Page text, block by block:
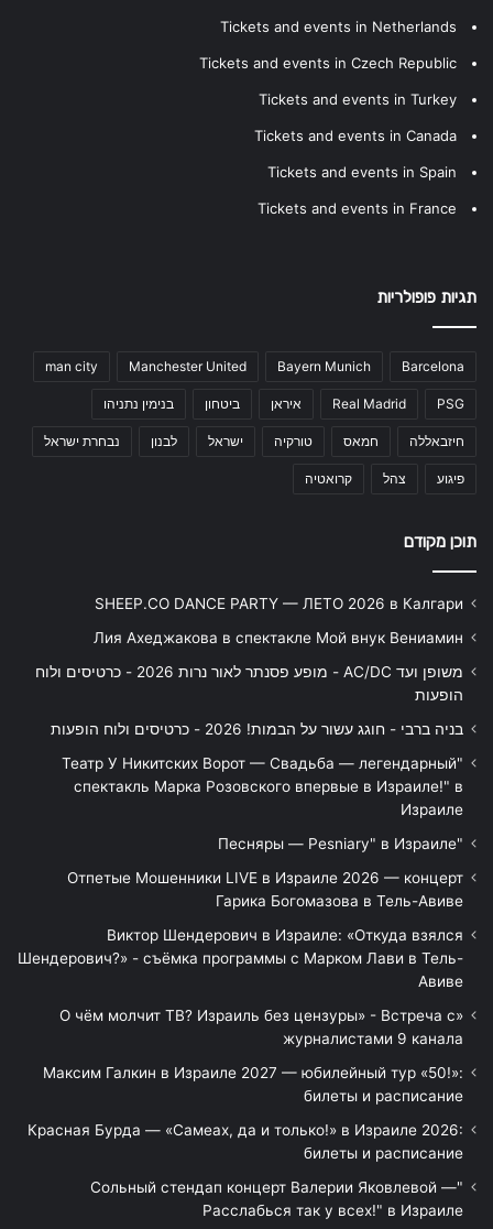
Tickets and events in Netherlands
Tickets and events in Czech Republic
Tickets and events in Turkey
Tickets and events in Canada
Tickets and events in Spain
Tickets and events in France
תגיות פופולריות
Barcelona
Bayern Munich
Manchester United
man city
PSG
Real Madrid איראן ביטחון בנימין נתניהו
חיזבאללה חמאס טורקיה ישראל לבנון נבחרת ישראל
פיגוע צהל קרואטיה
תוכן מקודם
SHEEP.CO DANCE PARTY — ЛЕТО 2026 в Калгари
Лия Ахеджакова в спектакле Мой внук Вениамин
משופן ועד AC/DC - מופע פסנתר לאור נרות 2026 - כרטיסים ולוח
הופעות
בניה ברבי - חוגג עשור על הבמות! 2026 - כרטיסים ולוח הופעות
"Театр У Никитских Ворот — Свадьба — легендарный
спектакль Марка Розовского впервые в Израиле!" в
Израиле
"Песняры — Pesniary" в Израиле
Отпетые Мошенники LIVE в Израиле 2026 — концерт
Гарика Богомазова в Тель-Авиве
Виктор Шендерович в Израиле: «Откуда взялся
Шендерович?» - съёмка программы с Марком Лави в Тель-
Авиве
«О чём молчит ТВ? Израиль без цензуры» - Встреча с
журналистами 9 канала
Максим Галкин в Израиле 2027 — юбилейный тур «50!»:
билеты и расписание
Красная Бурда — «Самеах, да и только!» в Израиле 2026:
билеты и расписание
"Сольный стендап концерт Валерии Яковлевой —
Расслабься так у всех!" в Израиле